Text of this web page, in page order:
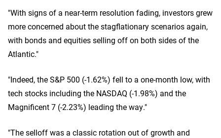
"With signs of a near-term resolution fading, investors grew
more concerned about the stagflationary scenarios again,
with bonds and equities selling off on both sides of the
Atlantic."
"Indeed, the S&P 500 (-1.62%) fell to a one-month low, with
tech stocks including the NASDAQ (-1.98%) and the
Magnificent 7 (-2.23%) leading the way."
"The selloff was a classic rotation out of growth and